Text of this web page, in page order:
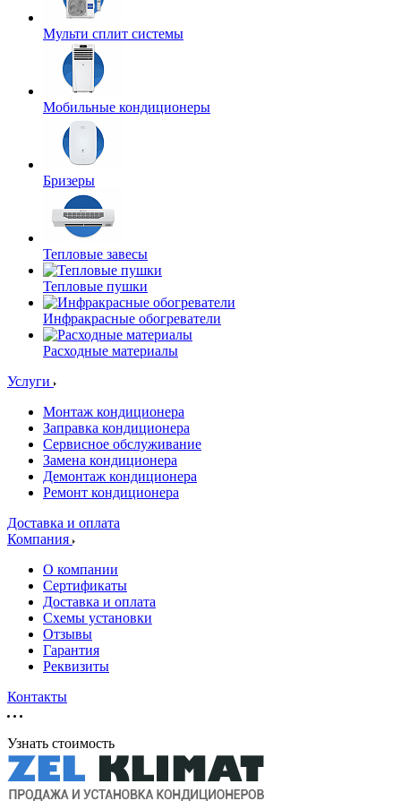
Мульти сплит системы
Мобильные кондиционеры
Бризеры
Тепловые завесы
Тепловые пушки
Инфракрасные обогреватели
Расходные материалы
Услуги
Монтаж кондиционера
Заправка кондиционера
Сервисное обслуживание
Замена кондиционера
Демонтаж кондиционера
Ремонт кондиционера
Доставка и оплата
Компания
О компании
Сертификаты
Доставка и оплата
Схемы установки
Отзывы
Гарантия
Реквизиты
Контакты
Узнать стоимость